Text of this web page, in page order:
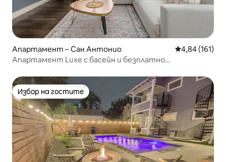
Апартамент – Сан Антонио Средна
4,84 (161)
Апартамент Luxe с басейн и безплатно
Избор на гостите
Избор на гостите